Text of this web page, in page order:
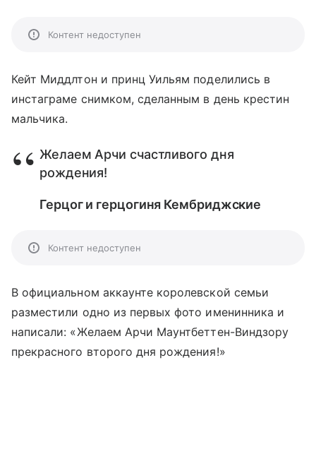
Контент недоступен
Кейт Миддлтон и принц Уильям поделились в
инстаграме снимком, сделанным в день крестин
мальчика.
Желаем Арчи счастливого дня
рождения!
Герцог и герцогиня Кембриджские
Контент недоступен
В официальном аккаунте королевской семьи
разместили одно из первых фото именинника и
написали: «Желаем Арчи Маунтбеттен-Виндзору
прекрасного второго дня рождения!»